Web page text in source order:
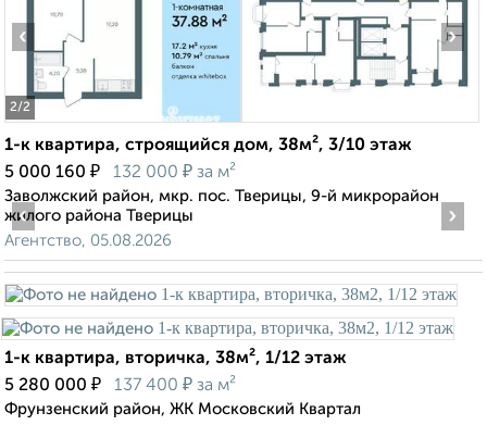
2/2
‹ ›
1-к квартира, строящийся дом, 38м², 3/10 этаж
5 000 160 ₽ 132 000 ₽ за м²
Заволжский район, мкр. пос. Тверицы, 9-й микрорайон
жилого района Тверицы
Агентство, 05.08.2026
‹ ›
1-к квартира, вторичка, 38м², 1/12 этаж
5 280 000 ₽ 137 400 ₽ за м²
Фрунзенский район, ЖК Московский Квартал